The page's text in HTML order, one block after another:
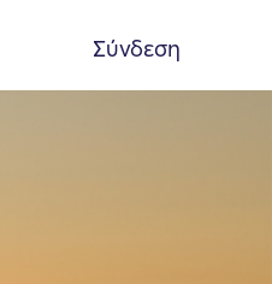
Σύνδεση